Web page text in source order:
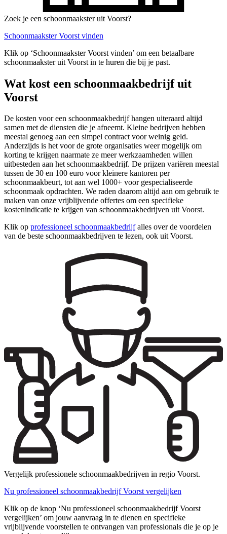
Zoek je een schoonmaakster uit Voorst?
Schoonmaakster Voorst vinden
Klik op ‘Schoonmaakster Voorst vinden’ om een betaalbare
schoonmaakster uit Voorst in te huren die bij je past.
Wat kost een schoonmaakbedrijf uit
Voorst
De kosten voor een schoonmaakbedrijf hangen uiteraard altijd
samen met de diensten die je afneemt. Kleine bedrijven hebben
meestal genoeg aan een simpel contract voor weinig geld.
Anderzijds is het voor de grote organisaties weer mogelijk om
korting te krijgen naarmate ze meer werkzaamheden willen
uitbesteden aan het schoonmaakbedrijf. De prijzen variëren meestal
tussen de 30 en 100 euro voor kleinere kantoren per
schoonmaakbeurt, tot aan wel 1000+ voor gespecialiseerde
schoonmaak opdrachten. We raden daarom altijd aan om gebruik te
maken van onze vrijblijvende offertes om een specifieke
kostenindicatie te krijgen van schoonmaakbedrijven uit Voorst.
Klik op professioneel schoonmaakbedrijfalles over de voordelen
van de beste schoonmaakbedrijven te lezen, ook uit Voorst.
Vergelijk professionele schoonmaakbedrijven in regio Voorst.
Nu professioneel schoonmaakbedrijf Voorst vergelijken
Klik op de knop ‘Nu professioneel schoonmaakbedrijf Voorst
vergelijken’ om jouw aanvraag in te dienen en specifieke
vrijblijvende voorstellen te ontvangen van professionals die je op je